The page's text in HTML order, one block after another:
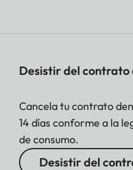
Desistir del contrato
Cancela tu contrato
14 días conforme a la
de consumo.
Desistir del